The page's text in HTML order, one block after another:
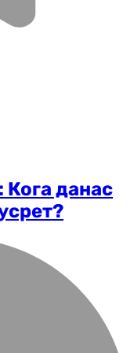
Кога данас